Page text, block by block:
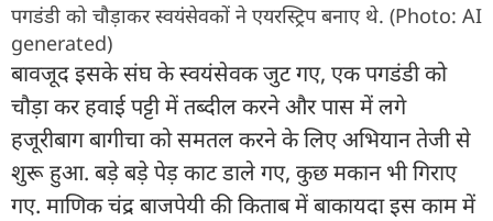
पगडंडी को चौड़ाकर स्वयंसेवकों ने एयरस्ट्रिप बनाए थे. (Photo: AI
generated)
बावजूद इसके संघ के स्वयंसेवक जुट गए, एक पगडंडी को
चौड़ा कर हवाई पट्टी में तब्दील करने और पास में लगे
हजूरीबाग बागीचा को समतल करने के लिए अभियान तेजी से
शुरू हुआ. बड़े बड़े पेड़ काट डाले गए, कुछ मकान भी गिराए
गए. माणिक चंद्र बाजपेयी की किताब में बाकायदा इस काम में